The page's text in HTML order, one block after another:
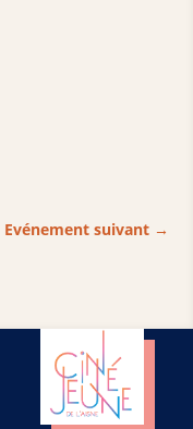
Evénement suivant→